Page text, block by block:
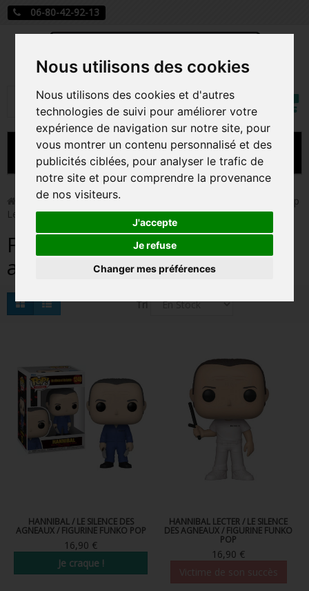
Nous utilisons des cookies
Nous utilisons des cookies et d'autres
technologies de suivi pour améliorer votre
expérience de navigation sur notre site, pour
vous montrer un contenu personnalisé et des
publicités ciblées, pour analyser le trafic de
notre site et pour comprendre la provenance
de nos visiteurs.
J'accepte
Je refuse
Changer mes préférences
06-80-42-92-13
Rechercher
Mon
MENU
CARTE A JOUER
PRÉCOMMANDE FIGURINES POP
FIGURINES POP MANGA
FIGURINES POP DISNEY
FIGURINES POP MARVEL
FIGURINES POP AUTRES FILMS
FIGURINES POP SPORTS
FIGURINES POP ANIME
FIGURINES POP HARRY POTTER
FIGURINES POP STRANGER THINGS
FIGURINES POP SEIGNEUR DES ANNEAUX
FIGURINES POP DC COMICS
Funko Pop! > Figurines Pop Autres Films
Figurines Pop
Le Silence des agneaux
Figurines Pop Le Silence des
agneaux
Tri
HANNIBAL / LE SILENCE DES
AGNEAUX / FIGURINE FUNKO POP
16,90 €
Je craque !
HANNIBAL LECTER / LE SILENCE
DES AGNEAUX / FIGURINE FUNKO
POP
16,90 €